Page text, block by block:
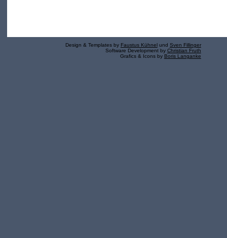
Design & Templates by Faustus Kühnel und Sven Fillinger
Software Development by Christian Fruth
Grafics & Icons by Boris Langanke